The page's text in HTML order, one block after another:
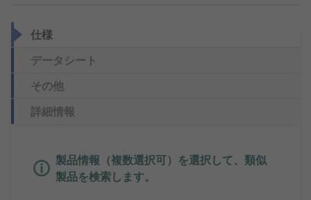
仕様
データシート
その他
詳細情報
製品情報（複数選択可）を選択して、類似
製品を検索します。